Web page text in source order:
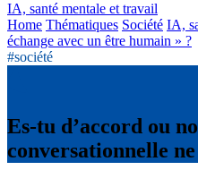
IA, santé mentale et travail
Home Thématiques Société IA,
échange avec un être humain » ?
#société
Es-tu d’accord ou
conversationnelle